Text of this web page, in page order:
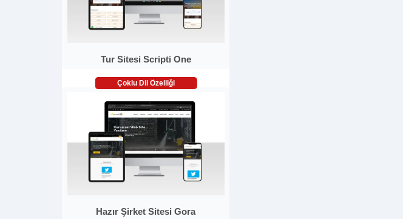
Tur Sitesi Scripti One
Çoklu Dil Özelliği
Hazır Şirket Sitesi Gora